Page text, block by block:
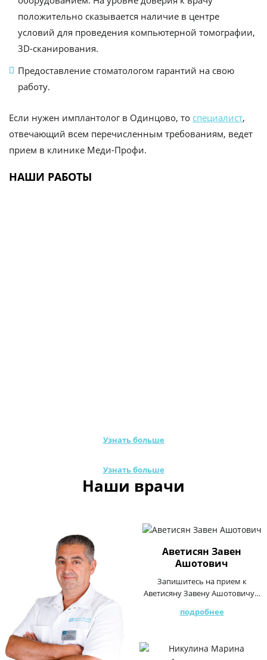
положительно сказывается наличие в центре
условий для проведения компьютерной томографии,
3D-сканирования.
Предоставление стоматологом гарантий на свою
работу.
Если нужен имплантолог в Одинцово, то специалист,
отвечающий всем перечисленным требованиям, ведет
прием в клинике Меди-Профи.
НАШИ РАБОТЫ
Узнать больше
Узнать больше
Наши врачи
Аветисян Завен
Ашотович
Запишитесь на прием к
Аветисяну Завену Ашотовичу…
подробнее